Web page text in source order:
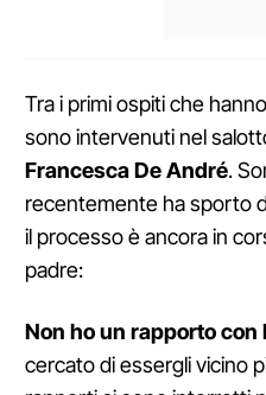
Tra i primi ospiti che
sono intervenuti nel
Francesca De André.
recentemente ha sporto
il processo è ancora in
padre:
Non ho un rapporto con
cercato di essergli vicino